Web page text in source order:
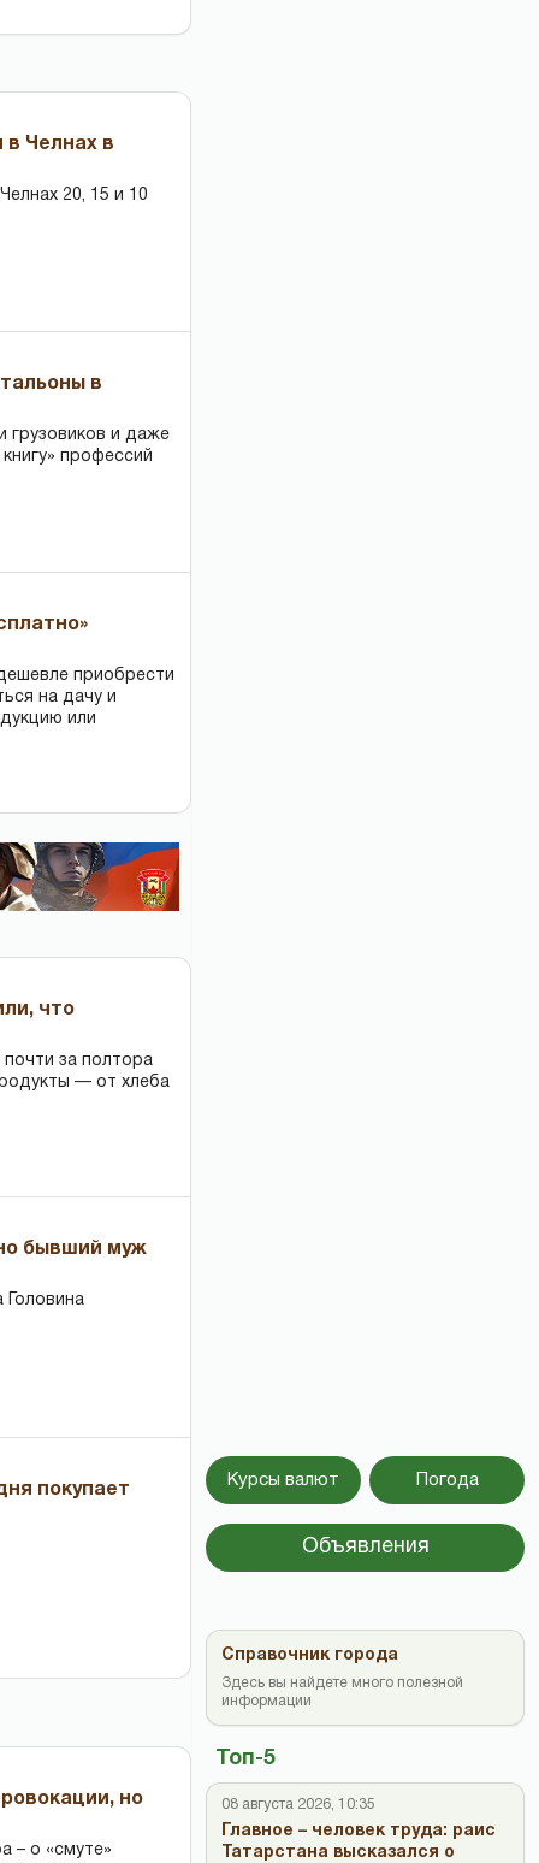
Челнах в
20, 15 и 10
в
грузовиков и даже
профессий
приобрести
на дачу и
или
что
почти за полтора
— от хлеба
бывший муж
покупает
но
– о «смуте»
Курсы валют Погода
Объявления
Топ-5
08 августа 2026, 10:35
Главное – человек труда: раис
Татарстана высказался о
Справочник города
Здесь вы найдете много полезной
информации